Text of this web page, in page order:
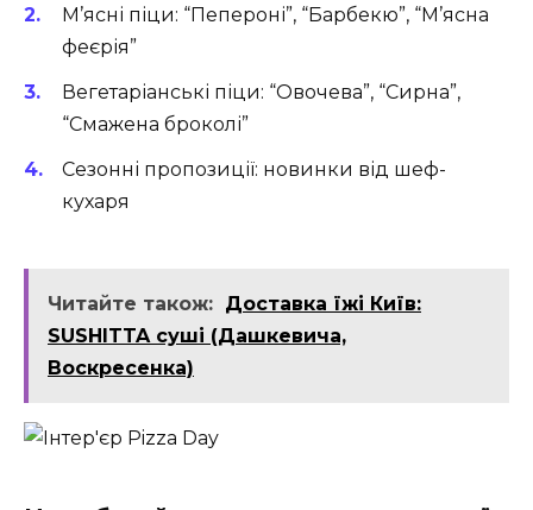
М’ясні піци: “Пепероні”, “Барбекю”, “М’ясна
феєрія”
Вегетаріанські піци: “Овочева”, “Сирна”,
“Смажена броколі”
Сезонні пропозиції: новинки від шеф-
кухаря
Читайте також: Доставка їжі Київ:
SUSHITTA суші (Дашкевича,
Воскресенка)